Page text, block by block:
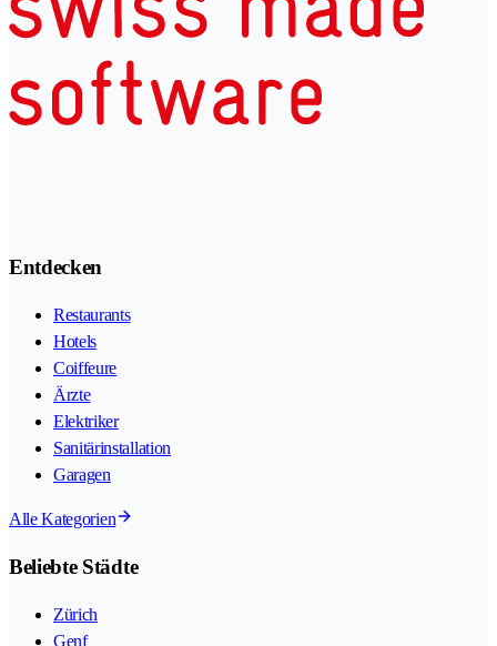
Entdecken
Restaurants
Hotels
Coiffeure
Ärzte
Elektriker
Sanitärinstallation
Garagen
Alle Kategorien
Beliebte Städte
Zürich
Genf